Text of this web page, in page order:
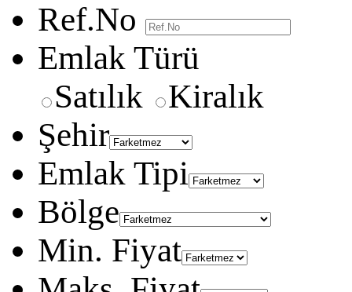
Ref.No
Emlak Türü
Satılık
Kiralık
Şehir
Emlak Tipi
Bölge
Min. Fiyat